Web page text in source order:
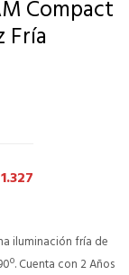
Compact
Fría
1.327
iluminación fría de
Cuenta con 2 Años